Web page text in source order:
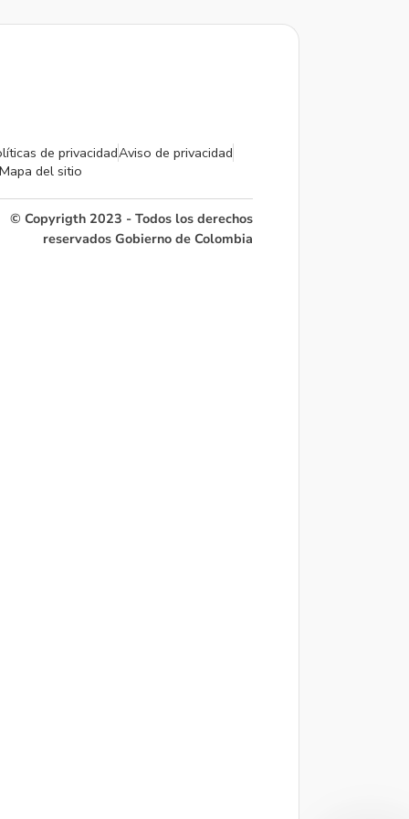
de privacidadAviso de privacidad
Mapa del sitio
© Copyrigth 2023 - Todos los derechos
reservados Gobierno de Colombia